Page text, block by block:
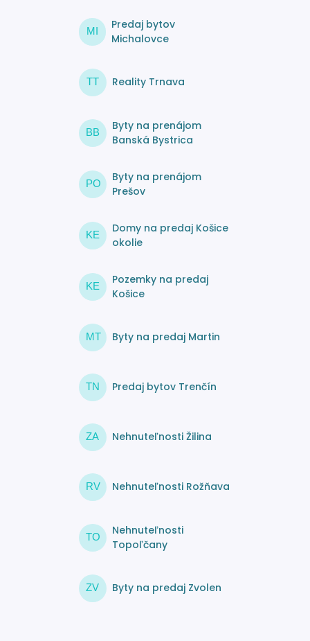
MI
Predaj bytov
Michalovce
TT Reality Trnava
BB
Byty na prenájom
Banská Bystrica
PO
Byty na prenájom
Prešov
KE
Domy na predaj Košice
okolie
KE
Pozemky na predaj
Košice
MT Byty na predaj Martin
TN Predaj bytov Trenčín
ZA Nehnuteľnosti Žilina
RV Nehnuteľnosti Rožňava
TO
Nehnuteľnosti
Topoľčany
ZV Byty na predaj Zvolen